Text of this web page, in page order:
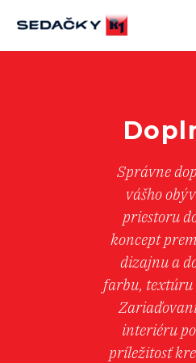
Správne
vášho
priestoru
koncept
dizajnu a
farbu, textúru
interiéru
príležitosť